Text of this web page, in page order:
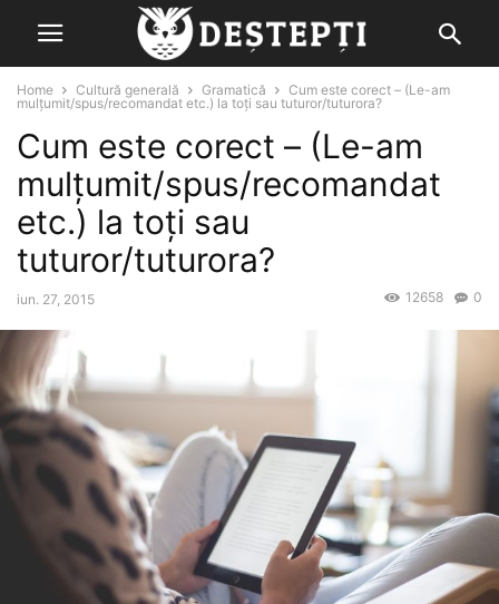
Home Cultură generală Gramatică
Cum este corect – (Le-am
mulţumit/spus/recomandat etc.) la toţi sau tuturor/tuturora?
Cum este corect – (Le-am
mulţumit/spus/recomandat
etc.) la toţi sau
tuturor/tuturora?
iun. 27, 2015 0
12658